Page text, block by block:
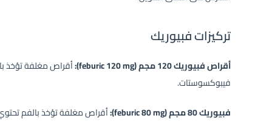
تركيزات فبيوريك
أقراص فبيوريك 120 مجم (feburic 120 mg):
فيبوكسوستات.
فبيوريك 80 مجم (feburic 80 mg):
أقراص مغلفة تؤخذ بالفم تحتوي على 80 مجم من المادة الفعالة